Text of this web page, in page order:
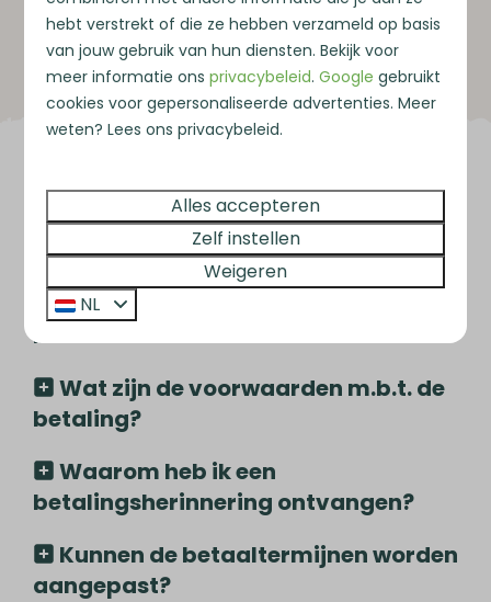
Kan ik mijn reservering wijzigen?
Op welke manieren kan ik mijn
reservering/bijkomende kosten
betalen?
Wat zijn de voorwaarden m.b.t. de
betaling?
Waarom heb ik een
betalingsherinnering ontvangen?
Kunnen de betaaltermijnen worden
aangepast?
hebt verstrekt of die ze hebben verzameld op basis
van jouw gebruik van hun diensten. Bekijk voor
meer informatie onsprivacybeleid.Google gebruikt
cookies voor gepersonaliseerde advertenties. Meer
weten? Lees ons privacybeleid.
Alles accepteren
Zelf instellen
Weigeren
NL